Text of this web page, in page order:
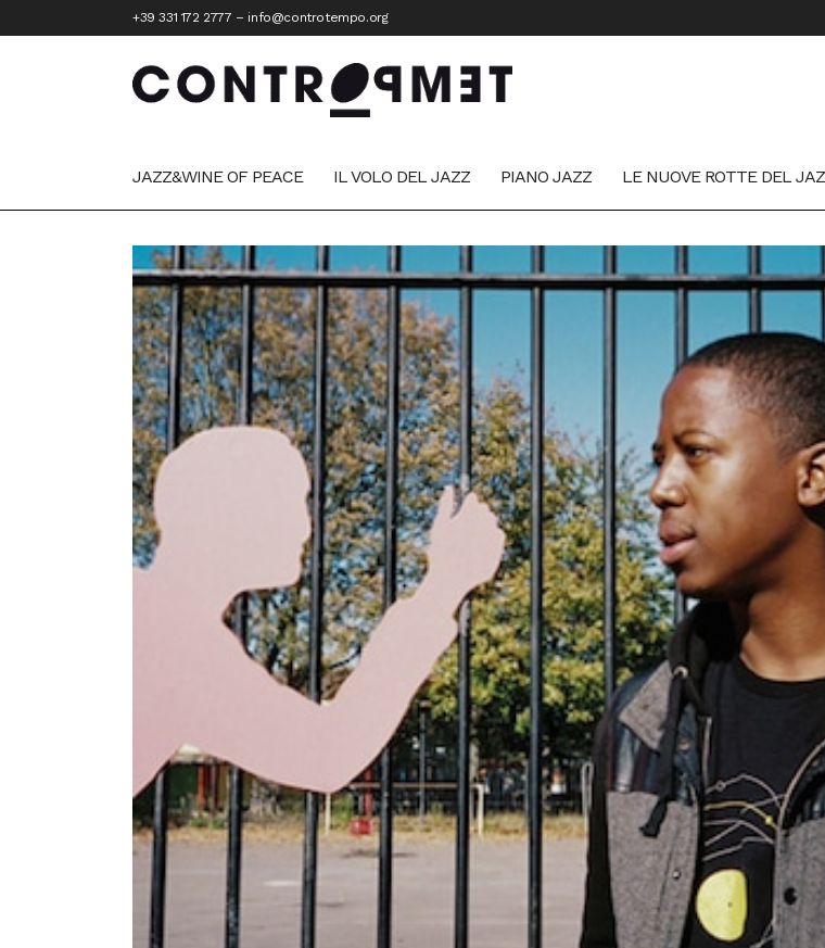
+39 331 172 2777 – info@controtempo.org
JAZZ&WINE OF PEACE IL VOLO DEL JAZZ PIANO JAZZ LE NUOVE ROTTE DEL